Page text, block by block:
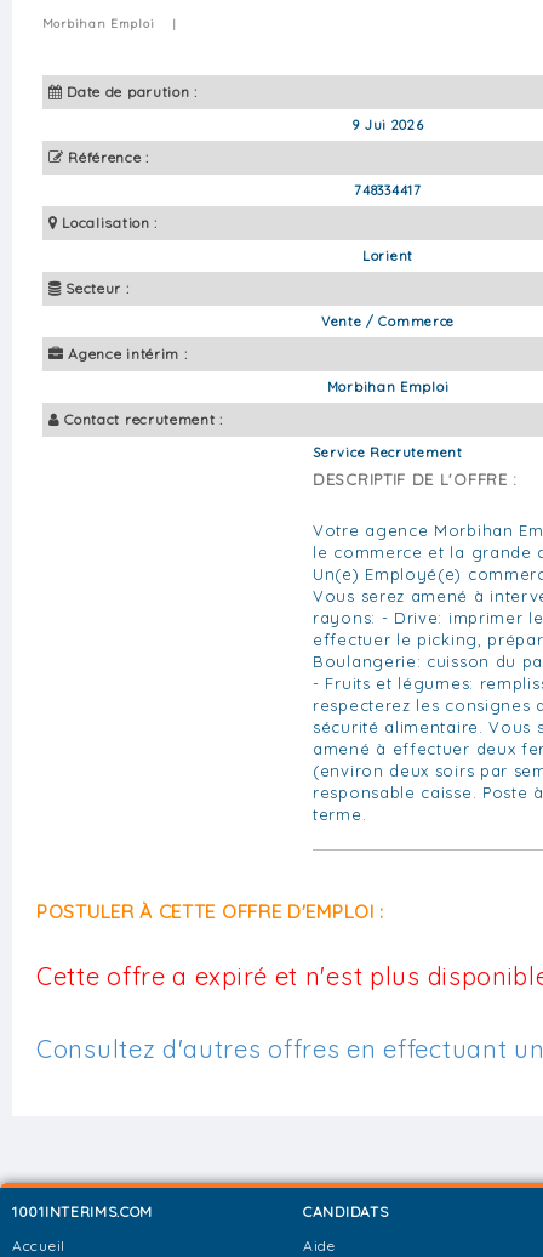
Morbihan Emploi |
Date de parution :
9 Jui 2026
Référence :
748334417
Localisation :
Lorient
Secteur :
Vente / Commerce
Agence intérim :
Morbihan Emploi
Contact recrutement :
Service Recrutement
DESCRIPTIF DE L'OFFRE :
Votre agence Morbihan
le commerce et la grande
Un(e) Employé(e)
Vous serez amené à
rayons: - Drive: imprimer
effectuer le picking,
Boulangerie: cuisson du
- Fruits et légumes:
respecterez les consignes
sécurité alimentaire. Vous
amené à effectuer deux
(environ deux soirs par
responsable caisse.
terme.
POSTULER À CETTE OFFRE D'EMPLOI :
Cette offre a expiré et n'est plus
Consultez d'autres offres en effectuant
1001INTERIMS.COM
Accueil
CANDIDATS
Aide